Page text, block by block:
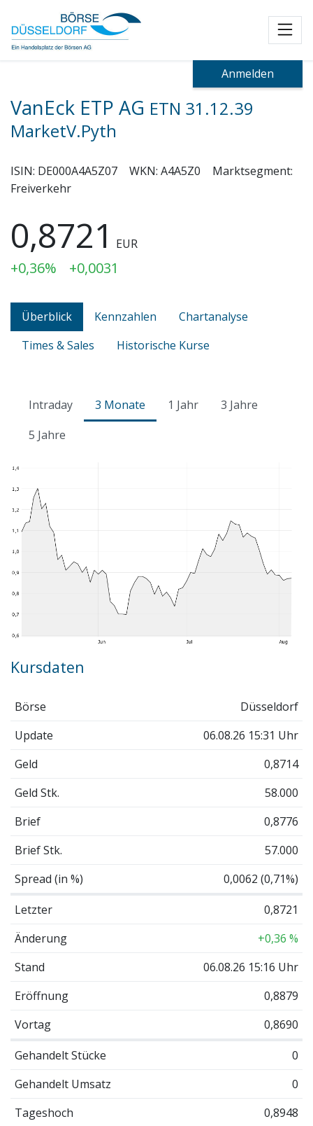
Anmelden
VanEck ETP AG ETN 31.12.39
MarketV.Pyth
ISIN: DE000A4A5Z07 WKN: A4A5Z0
Marktsegment:
Freiverkehr
0,8721 EUR
+0,36% +0,0031
Überblick Kennzahlen
Chartanalyse
Times & Sales
Historische Kurse
Intraday 3 Monate 1 Jahr
3 Jahre
5 Jahre
Kursdaten
Börse
Düsseldorf
Update
06.08.26 15:31 Uhr
Geld
0,8714
Geld Stk.
58.000
Brief
0,8776
Brief Stk.
57.000
Spread (in %)
0,0062 (0,71%)
Letzter
0,8721
Änderung
+0,36 %
Stand
06.08.26 15:16 Uhr
Eröffnung
0,8879
Vortag
0,8690
Gehandelt Stücke
0
Gehandelt Umsatz
0
Tageshoch
0,8948